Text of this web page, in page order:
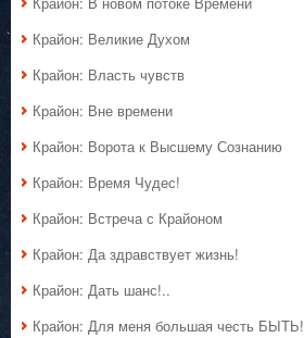
Крайон: Великие Духом
Крайон: Власть чувств
Крайон: Вне времени
Крайон: Ворота к Высшему Сознанию
Крайон: Время Чудес!
Крайон: Встреча с Крайоном
Крайон: Да здравствует жизнь!
Крайон: Дать шанс!..
Крайон: Для меня большая честь БЫТЬ!